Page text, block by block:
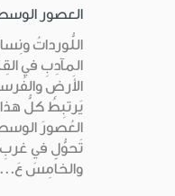
العصور
اللُّورداتُ
المآدِبِ في
الأَرضِ
يَرتبِطُ كلُّ هذا
العُصورَ
تَحوُّلٍ في غربِ
والخامِسَ عَ...